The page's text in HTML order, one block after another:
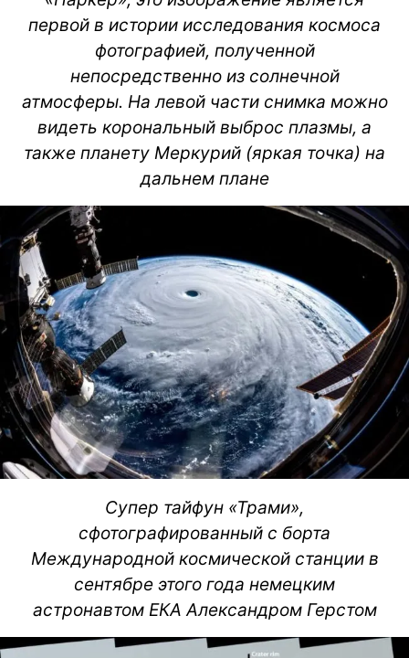
первой в истории исследования космоса
фотографией, полученной
непосредственно из солнечной
атмосферы. На левой части снимка можно
видеть корональный выброс плазмы, а
также планету Меркурий (яркая точка) на
дальнем плане
Супер тайфун «Трами»,
сфотографированный с борта
Международной космической станции в
сентябре этого года немецким
астронавтом ЕКА Александром Герстом